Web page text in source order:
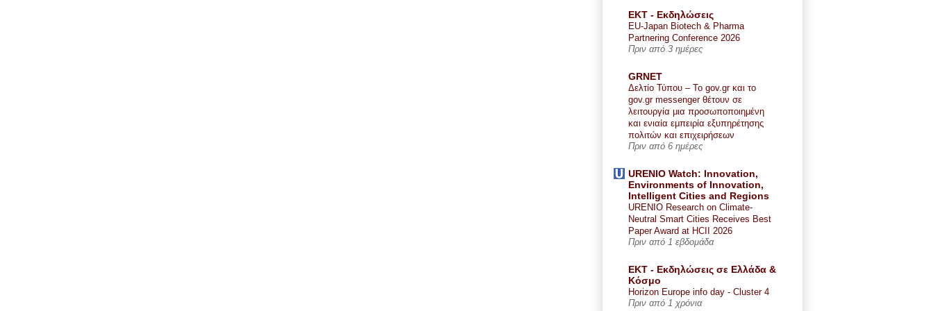
ΕΚΤ - Εκδηλώσεις
EU-Japan Biotech & Pharma
Partnering Conference 2026
Πριν από 3 ημέρες
GRNET
Δελτίο Τύπου – Το gov.gr και το
gov.gr messenger θέτουν σε
λειτουργία μια προσωποποιημένη
και ενιαία εμπειρία εξυπηρέτησης
πολιτών και επιχειρήσεων
Πριν από 6 ημέρες
URENIO Watch: Innovation,
Environments of Innovation,
Intelligent Cities and Regions
URENIO Research on Climate-
Neutral Smart Cities Receives Best
Paper Award at HCII 2026
Πριν από 1 εβδομάδα
ΕΚΤ - Εκδηλώσεις σε Ελλάδα &
Κόσμο
Horizon Europe info day - Cluster 4
Πριν από 1 χρόνια